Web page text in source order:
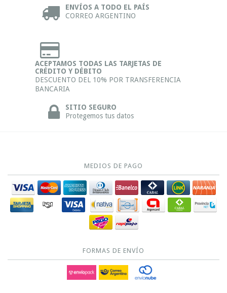
ENVÍOS A TODO EL PAÍS
CORREO ARGENTINO
ACEPTAMOS TODAS LAS TARJETAS DE
CRÉDITO Y DÉBITO
DESCUENTO DEL 10% POR TRANSFERENCIA
BANCARIA
SITIO SEGURO
Protegemos tus datos
MEDIOS DE PAGO
FORMAS DE ENVÍO